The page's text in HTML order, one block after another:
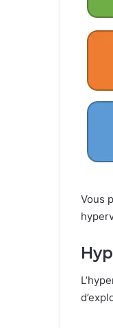
Vous